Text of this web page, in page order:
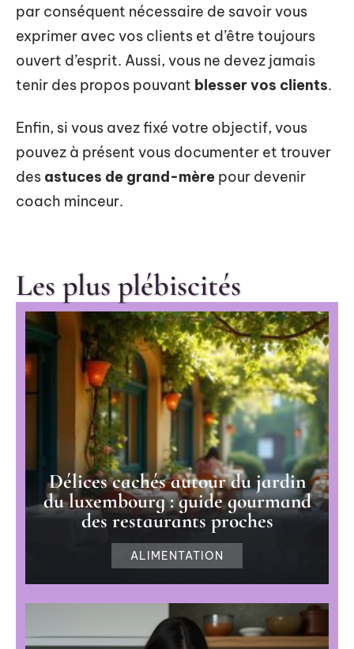
par conséquent nécessaire de savoir vous
exprimer avec vos clients et d’être toujours
ouvert d’esprit. Aussi, vous ne devez jamais
tenir des propos pouvant blesser vos clients.
Enfin, si vous avez fixé votre objectif, vous
pouvez à présent vous documenter et trouver
des astuces de grand-mère pour devenir
coach minceur.
Les plus plébiscités
Délices cachés autour du jardin
du luxembourg : guide gourmand
des restaurants proches
ALIMENTATION